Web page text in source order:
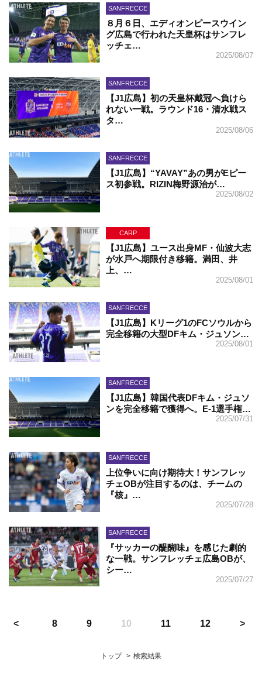
SANFRECCE
８月６日、エディオンピースウイン
グ広島で行われた天皇杯はサンフレ
ッチェ…
2025/08/07
SANFRECCE
【J1広島】初の天皇杯戴冠へ負けら
れない一戦。ラウンド16・清水戦ス
タ…
2025/08/06
SANFRECCE
【J1広島】“YAVAY”あの男がEピー
ス初参戦。RIZIN梅野源治が…
2025/08/02
CARP
【J1広島】ユース出身MF・仙波大志
が水戸へ期限付き移籍。満田、井
上、…
2025/08/01
SANFRECCE
【J1広島】Kリーグ1のFCソウルから
完全移籍の大型DFキム・ジュソン…
2025/08/01
SANFRECCE
【J1広島】韓国代表DFキム・ジュソ
ンを完全移籍で獲得へ。E-1選手権…
2025/07/31
SANFRECCE
上位争いに向け期待大！サンフレッ
チェOBが注目するのは、チームの
『核』…
2025/07/28
SANFRECCE
『サッカーの醍醐味』を感じた劇的
な一戦。サンフレッチェ広島OBが、
シー…
2025/07/27
8 9 10 11 12
トップ 検索結果